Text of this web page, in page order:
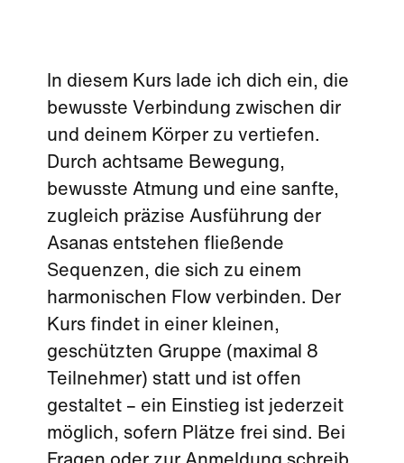
In diesem Kurs lade ich dich ein, die
bewusste Verbindung zwischen dir
und deinem Körper zu vertiefen.
Durch achtsame Bewegung,
bewusste Atmung und eine sanfte,
zugleich präzise Ausführung der
Asanas entstehen fließende
Sequenzen, die sich zu einem
harmonischen Flow verbinden. Der
Kurs findet in einer kleinen,
geschützten Gruppe (maximal 8
Teilnehmer) statt und ist offen
gestaltet – ein Einstieg ist jederzeit
möglich, sofern Plätze frei sind. Bei